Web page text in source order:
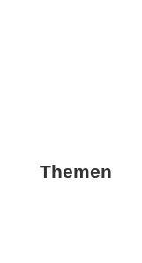
Themen